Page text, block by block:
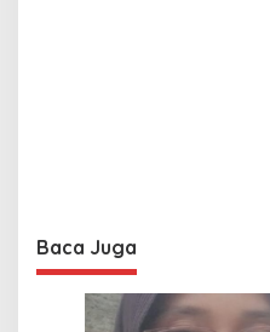
Baca Juga